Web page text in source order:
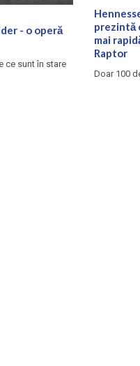
- o operă
ce sunt în stare
prezintă
mai
Raptor
Doar 100